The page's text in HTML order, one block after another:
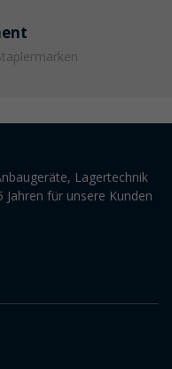
Lagertechnik
für unsere Kunden